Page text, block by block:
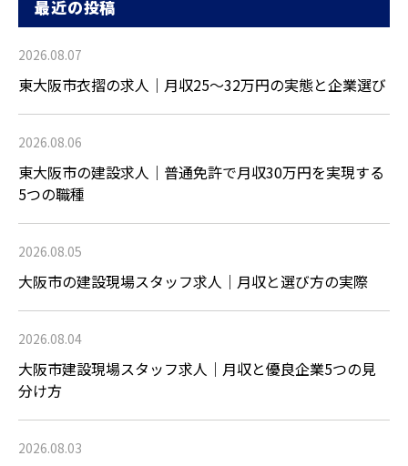
最近の投稿
2026.08.07
東大阪市衣摺の求人｜月収25〜32万円の実態と企業選び
2026.08.06
東大阪市の建設求人｜普通免許で月収30万円を実現する
5つの職種
2026.08.05
大阪市の建設現場スタッフ求人｜月収と選び方の実際
2026.08.04
大阪市建設現場スタッフ求人｜月収と優良企業5つの見
分け方
2026.08.03